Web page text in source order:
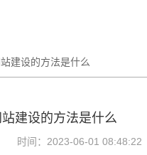
建设的方法是什么
建设的方法是什么
时间：2023-06-01 08:48:22